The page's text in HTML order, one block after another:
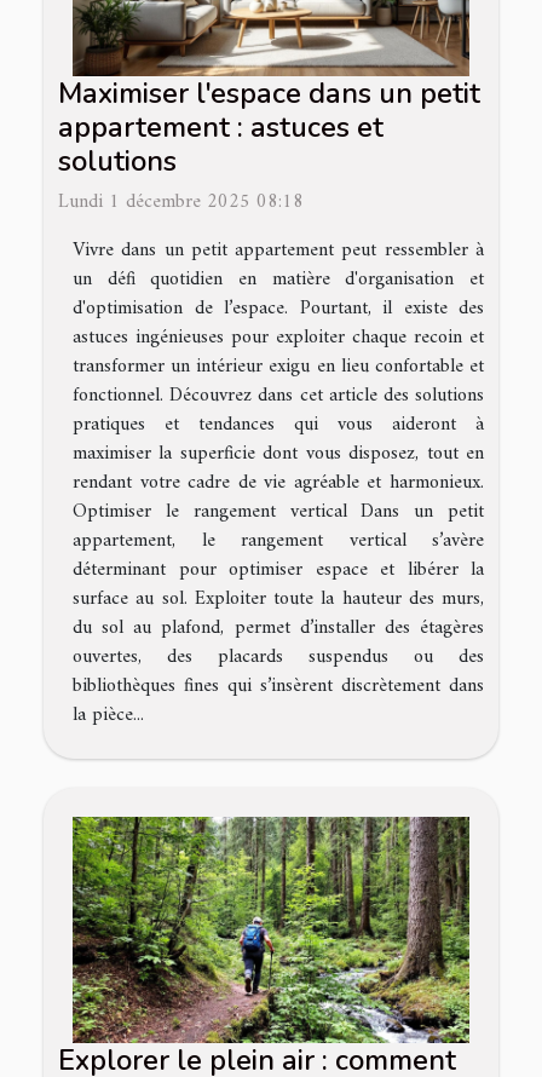
Maximiser l'espace dans un petit
appartement : astuces et
solutions
Lundi 1 décembre 2025 08:18
Vivre dans un petit appartement peut ressembler à
un défi quotidien en matière d'organisation et
d'optimisation de l’espace. Pourtant, il existe des
astuces ingénieuses pour exploiter chaque recoin et
transformer un intérieur exigu en lieu confortable et
fonctionnel. Découvrez dans cet article des solutions
pratiques et tendances qui vous aideront à
maximiser la superficie dont vous disposez, tout en
rendant votre cadre de vie agréable et harmonieux.
Optimiser le rangement vertical Dans un petit
appartement, le rangement vertical s’avère
déterminant pour optimiser espace et libérer la
surface au sol. Exploiter toute la hauteur des murs,
du sol au plafond, permet d’installer des étagères
ouvertes, des placards suspendus ou des
bibliothèques fines qui s’insèrent discrètement dans
la pièce...
Explorer le plein air : comment